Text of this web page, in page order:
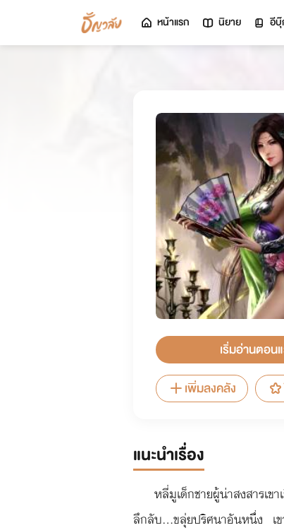
หน้าแรก นิยาย อี
เริ่มอ่านตอน
เพิ่มลงคลัง
แนะนำเรื่อง
หลี่มูเด็กชายผู้น่าสงสารเ
ลึกลับ...ขลุ่ยปริศนาอันหนึ่ง เข